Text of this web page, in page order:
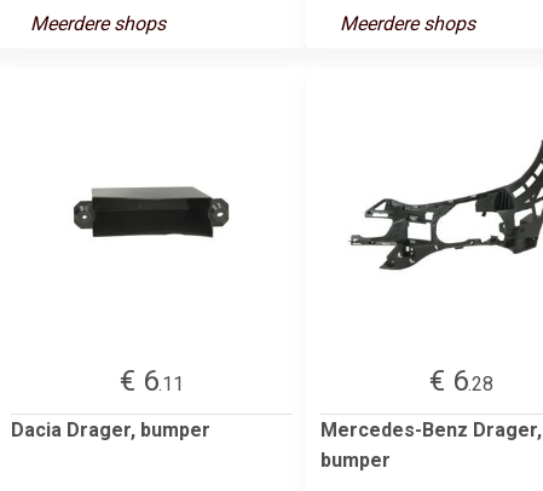
Meerdere shops Meerdere shops
€ 6.11
Dacia Drager, bumper
€ 6.28
Mercedes-Benz Drager,
bumper